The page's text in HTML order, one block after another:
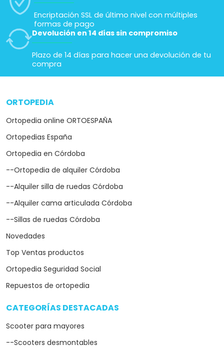
Encriptación SSL de último nivel con múltiples
formas de pago
Devolución en 14 días sin compromiso
Plazo de 14 días para hacer una devolución de tu
compra
ORTOPEDIA
Ortopedia online ORTOESPAÑA
Ortopedias España
Ortopedia en Córdoba
--Ortopedia de alquiler Córdoba
--Alquiler silla de ruedas Córdoba
--Alquiler cama articulada Córdoba
--Sillas de ruedas Córdoba
Novedades
Top Ventas productos
Ortopedia Seguridad Social
Repuestos de ortopedia
CATEGORÍAS DESTACADAS
Scooter para mayores
--Scooters desmontables